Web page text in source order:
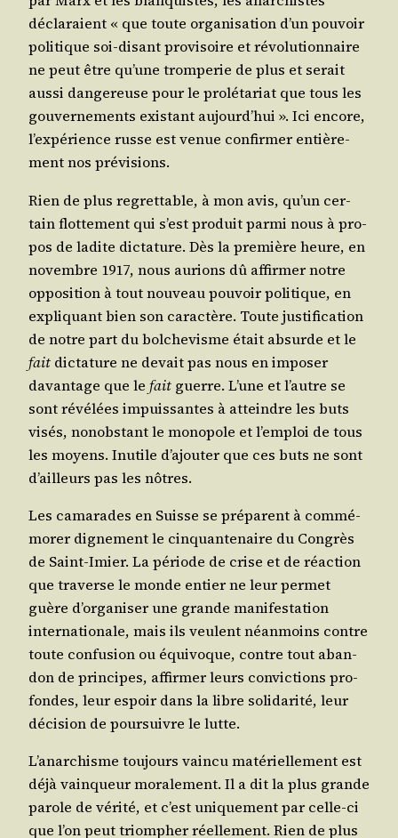
décla­raient « que toute orga­ni­sa­tion d’un pou­voir
poli­tique soi-disant pro­vi­soire et révo­lu­tion­naire
ne peut être qu’une trom­pe­rie de plus et serait
aus­si dan­ge­reuse pour le pro­lé­ta­riat que tous les
gou­ver­ne­ments exis­tant aujourd’hui ». Ici encore,
l’expérience russe est venue confir­mer entiè­re­
ment nos prévisions.
Rien de plus regret­table, à mon avis, qu’un cer­
tain flot­te­ment qui s’est pro­duit par­mi nous à pro­
pos de ladite dic­ta­ture. Dès la pre­mière heure, en
novembre 1917, nous aurions dû affir­mer notre
oppo­si­tion à tout nou­veau pou­voir poli­tique, en
expli­quant bien son carac­tère. Toute jus­ti­fi­ca­tion
de notre part du bol­che­visme était absurde et le
fait dic­ta­ture ne devait pas nous en impo­ser
davan­tage que le fait guerre. L’une et l’autre se
sont révé­lées impuis­santes à atteindre les buts
visés, non­obs­tant le mono­pole et l’emploi de tous
les moyens. Inutile d’ajouter que ces buts ne sont
d’ailleurs pas les nôtres.
Les cama­rades en Suisse se pré­parent à com­mé­
mo­rer digne­ment le cin­quan­te­naire du Congrès
de Saint-Imier. La période de crise et de réac­tion
que tra­verse le monde entier ne leur per­met
guère d’organiser une grande mani­fes­ta­tion
inter­na­tio­nale, mais ils veulent néan­moins contre
toute confu­sion ou équi­voque, contre tout aban­
don de prin­cipes, affir­mer leurs convic­tions pro­
fondes, leur espoir dans la libre soli­da­ri­té, leur
déci­sion de pour­suivre le lutte.
L’anarchisme tou­jours vain­cu maté­riel­le­ment est
déjà vain­queur mora­le­ment. Il a dit la plus grande
parole de véri­té, et c’est uni­que­ment par celle-ci
que l’on peut triom­pher réel­le­ment. Rien de plus